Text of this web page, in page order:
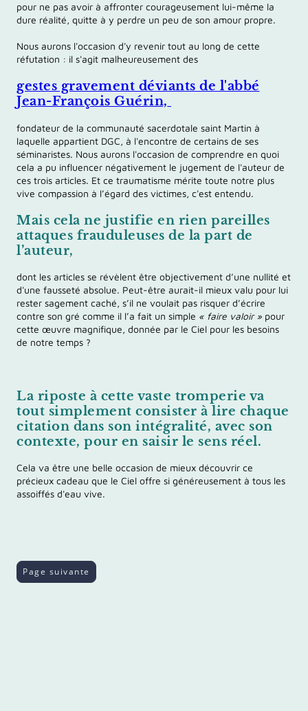
pour ne pas avoir à affronter courageusement lui-même la
dure réalité, quitte à y perdre un peu de son amour propre.
Nous aurons l'occasion d'y revenir tout au long de cette
réfutation : il s'agit malheureusement des
gestes gravement déviants de l'abbé
Jean-François Guérin,
fondateur de la communauté sacerdotale saint Martin à
laquelle appartient DGC, à l'encontre de certains de ses
séminaristes. Nous aurons l'occasion de comprendre en quoi
cela a pu influencer négativement le jugement de l'auteur de
ces trois articles. Et ce traumatisme mérite toute notre plus
vive compassion à l’égard des victimes, c'est entendu.
Mais cela ne justifie en rien pareilles
attaques frauduleuses de la part de
l’auteur,
dont les articles se révèlent être objectivement d’une nullité et
d'une fausseté absolue. Peut-être aurait-il mieux valu pour lui
rester sagement caché, s’il ne voulait pas risquer d’écrire
contre son gré comme il l’a fait un simple « faire valoir » pour
cette œuvre magnifique, donnée par le Ciel pour les besoins
de notre temps ?
La riposte à cette vaste tromperie va
tout simplement consister à lire chaque
citation dans son intégralité, avec son
contexte, pour en saisir le sens réel.
Cela va être une belle occasion de mieux découvrir ce
précieux cadeau que le Ciel offre si généreusement à tous les
assoiffés d'eau vive.
Page suivante